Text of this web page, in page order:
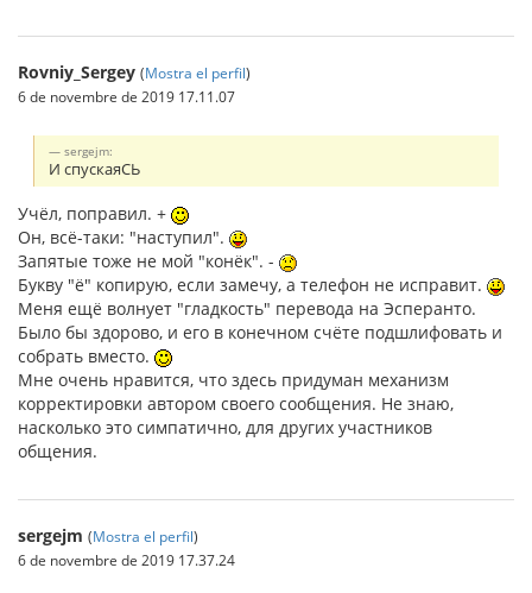
Rovniy_Sergey (Mostra el perfil)
6 de novembre de 2019 17.11.07
sergejm:
И спускаяСЬ
Учёл, поправил. +
Он, всё-таки: "наступил".
Запятые тоже не мой "конёк". -
Букву "ё" копирую, если замечу, а телефон не исправит.
Меня ещё волнует "гладкость" перевода на Эсперанто.
Было бы здорово, и его в конечном счёте подшлифовать и
собрать вместо.
Мне очень нравится, что здесь придуман механизм
корректировки автором своего сообщения. Не знаю,
насколько это симпатично, для других участников
общения.
sergejm (Mostra el perfil)
6 de novembre de 2019 17.37.24